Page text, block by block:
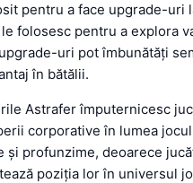
pentru a face upgrade-
folosesc pentru a explora
uri pot îmbunătăți
în bătălii.
Astrafer împuternicesc
corporative în lumea
și profunzime, deoarece
poziția lor în universul